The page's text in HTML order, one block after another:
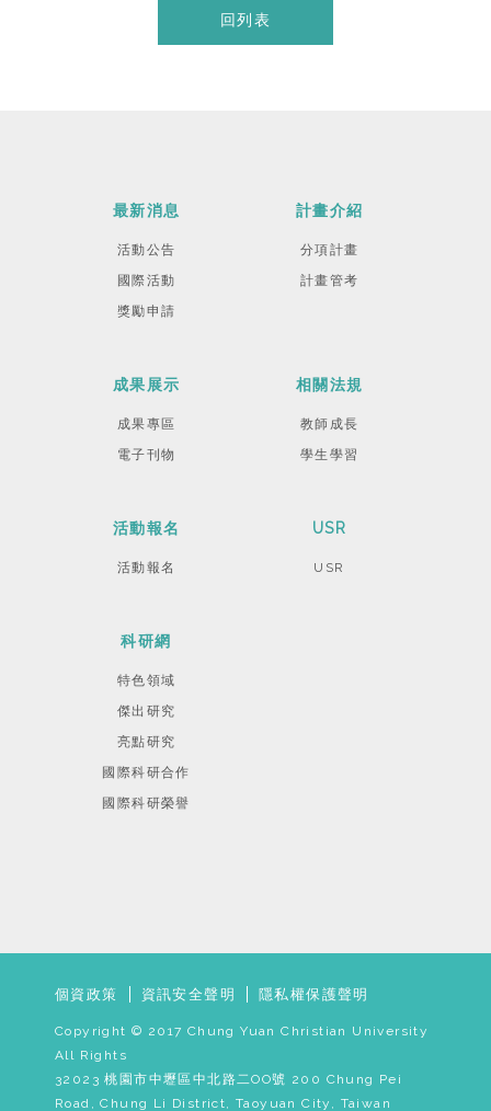
回列表
最新消息
活動公告
國際活動
獎勵申請
計畫介紹
分項計畫
計畫管考
成果展示
成果專區
電子刊物
相關法規
教師成長
學生學習
活動報名
活動報名
USR
USR
科研網
特色領域
傑出研究
亮點研究
國際科研合作
國際科研榮譽
個資政策 資訊安全聲明 隱私權保護聲明
Copyright © 2017 Chung Yuan Christian University
All Rights
32023 桃園市中壢區中北路二OO號 200 Chung Pei
Road, Chung Li District, Taoyuan City, Taiwan